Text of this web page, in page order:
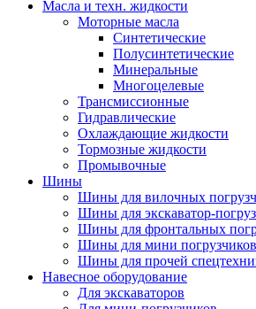
Масла и техн. жидкости
Моторные масла
Синтетические
Полусинтетические
Минеральные
Многоцелевые
Трансмиссионные
Гидравлические
Охлаждающие жидкости
Тормозные жидкости
Промывочные
Шины
Шины для вилочных
Шины для экскаватор-
Шины для фронтальных
Шины для мини погрузчиков
Шины для прочей
Навесное оборудование
Для экскаваторов